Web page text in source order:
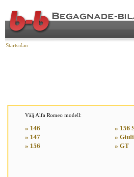
Startsidan
Välj Alfa Romeo modell:
» 146
» 147
» 156
» 156
»
» GT